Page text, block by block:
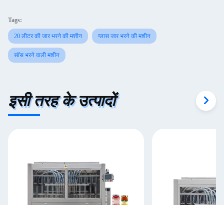
Tags:
20 लीटर की जार भरने की मशीन ग्लास जार भरने की मशीन
सॉस भरने वाली मशीन
इसी तरह के उत्पादों